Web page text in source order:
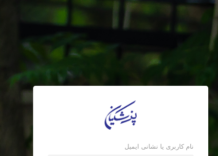
نام کاربری یا نشانی ایمیل